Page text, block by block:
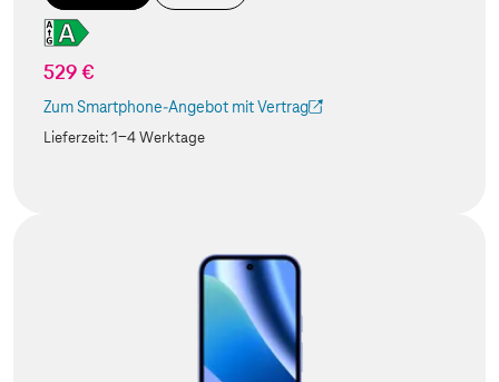
529 €
Zum Smartphone-Angebot mit Vertrag
(Der Link wird in einem neuen Tab geöffnet)
Lieferzeit:1-4 Werktage